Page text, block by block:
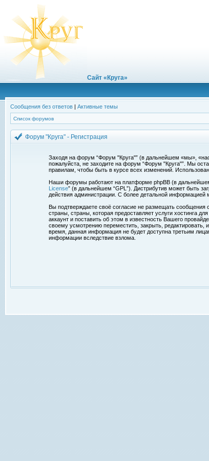
Сайт «Круга»
Сообщения без ответов | Активные темы
Список форумов
Форум "Круга" - Регистрация
Заходя на форум “Форум "Круга"” (в дальнейшем «мы»,
пожалуйста, не заходите на форум “Форум "Круга"”. Мы
правилам, чтобы быть в курсе всех изменений.
Наши форумы работают на платформе phpBB (в дальнейшем
License” (в дальнейшем “GPL”). Дистрибутив может быть
действия администрации. С более детальной информацией
Вы подтверждаете своё согласие не размещать сообщения
страны, страны, которая предоставляет услуги хостинга
аккаунт и поставить об этом в известность Вашего
своему усмотрению переместить, закрыть,
время, данная информация не будет доступна третьим
информации вследствие взлома.